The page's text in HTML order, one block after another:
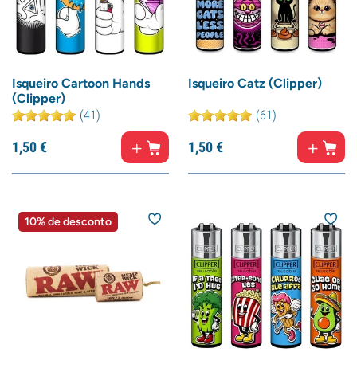
Isqueiro Cartoon Hands
(Clipper)
(41)
1,50€
Isqueiro Catz (Clipper)
(61)
1,50€
10% de desconto